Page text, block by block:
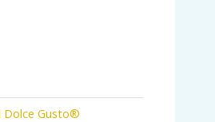
Dolce Gusto®